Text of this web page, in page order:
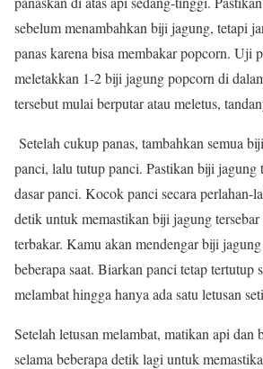
sebelum menambahkan biji jagung, tetapi
panas karena bisa membakar popcorn. Uji
meletakkan 1-2 biji jagung popcorn di
tersebut mulai berputar atau meletus,
Setelah cukup panas, tambahkan semua
panci, lalu tutup panci. Pastikan biji jagung
dasar panci. Kocok panci secara perlahan-
detik untuk memastikan biji jagung
terbakar. Kamu akan mendengar biji
beberapa saat. Biarkan panci tetap tertutup
melambat hingga hanya ada satu letusan
Setelah letusan melambat, matikan api dan
selama beberapa detik lagi untuk